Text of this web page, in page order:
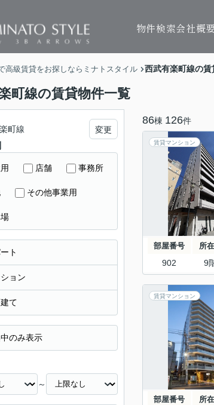
物件検索会社概
高級賃貸をお探しならミナトスタイル 西武有楽町線の賃
町線の賃貸物件一覧
86棟 126件
賃貸マンション
部屋番号 所
902 9
賃貸マンション
部屋番号 所
町線 変更
店舗 事務所
その他事業用
ト
ョン
て
のみ表示
～